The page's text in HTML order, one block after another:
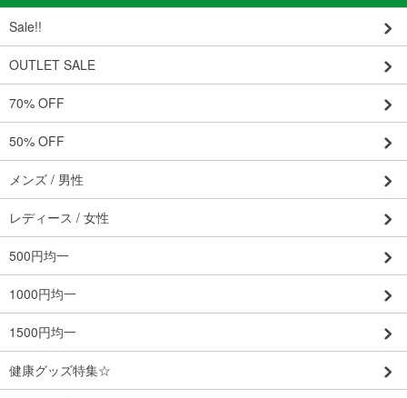
Sale!!
OUTLET SALE
70% OFF
50% OFF
メンズ / 男性
レディース / 女性
500円均一
1000円均一
1500円均一
健康グッズ特集☆